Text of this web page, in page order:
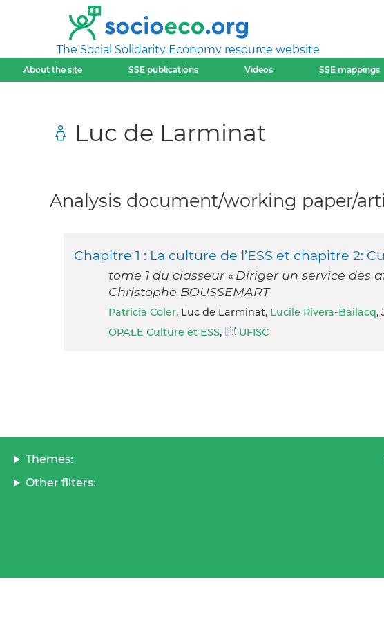
The Social Solidarity Economy resource website
About the site SSE publications Videos SSE mappings
Luc de Larminat
Analysis document/working paper/
Chapitre 1 : La culture de l’ESS et chapitre 2:
tome 1 du classeur « Diriger un service des
Christophe BOUSSEMART
Patricia Coler, Luc de Larminat, Lucile Rivera-Bailacq,
OPALE Culture et ESS, UFISC
Themes:
Other filters: